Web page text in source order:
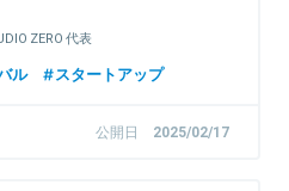
ZERO 代表
ル スタートアップ
公開日 2025/02/17